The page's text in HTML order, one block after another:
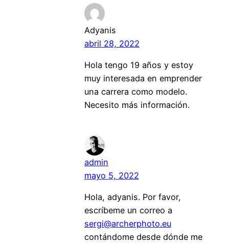
Adyanis
abril 28, 2022
Hola tengo 19 años y estoy
muy interesada en emprender
una carrera como modelo.
Necesito más información.
admin
mayo 5, 2022
Hola, adyanis. Por favor,
escríbeme un correo a
sergi@archerphoto.eu
contándome desde dónde me